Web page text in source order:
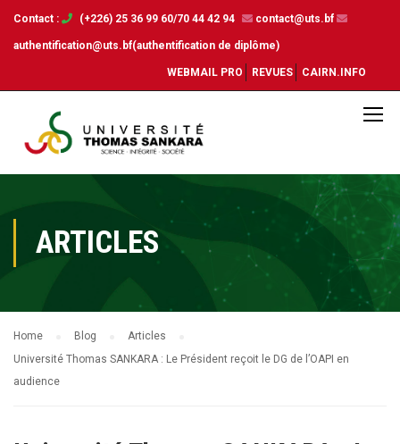
Contact : (+226) 25 36 99 60/70 44 42 94 contact@uts.bf
authentification@uts.bf(authentification de diplôme)
WEBMAIL PRO REVUES CAIRN.INFO
ARTICLES
Home Blog
Articles
Université Thomas SANKARA : Le Président reçoit le DG de l’OAPI en
audience